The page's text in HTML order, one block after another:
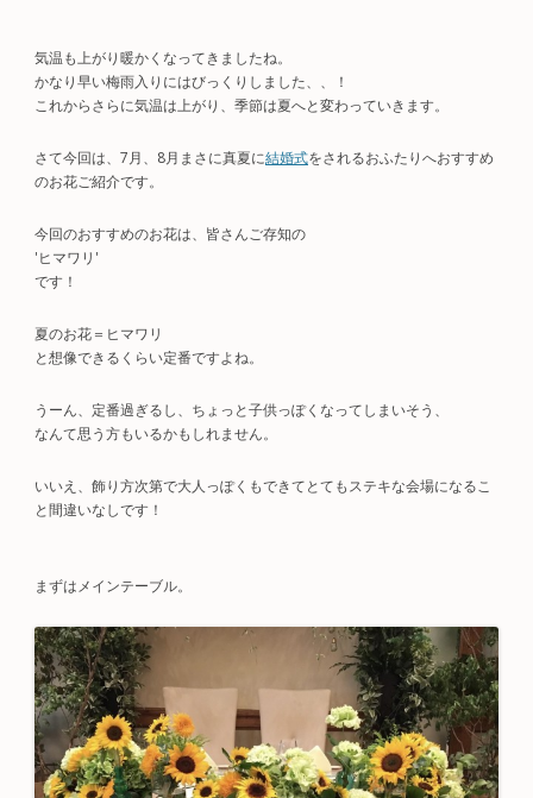
気温も上がり暖かくなってきましたね。
かなり早い梅雨入りにはびっくりしました、、！
これからさらに気温は上がり、季節は夏へと変わっていきます。
さて今回は、7月、8月まさに真夏に結婚式をされるおふたりへおすすめ
のお花ご紹介です。
今回のおすすめのお花は、皆さんご存知の
'ヒマワリ'
です！
夏のお花＝ヒマワリ
と想像できるくらい定番ですよね。
うーん、定番過ぎるし、ちょっと子供っぽくなってしまいそう、
なんて思う方もいるかもしれません。
いいえ、飾り方次第で大人っぽくもできてとてもステキな会場になるこ
と間違いなしです！
まずはメインテーブル。